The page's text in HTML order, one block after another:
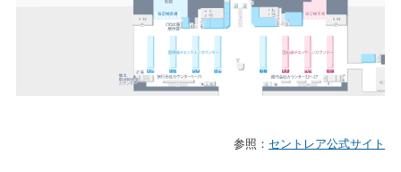
参照： セントレア公式サイト